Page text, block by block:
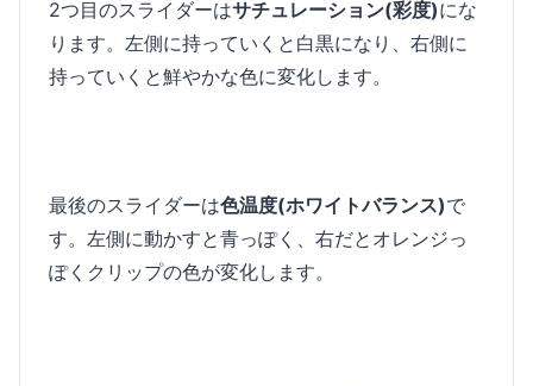
2つ目のスライダーはサチュレーション(彩度)にな
ります。左側に持っていくと白黒になり、右側に
持っていくと鮮やかな色に変化します。
最後のスライダーは色温度(ホワイトバランス)で
す。左側に動かすと青っぽく、右だとオレンジっ
ぽくクリップの色が変化します。